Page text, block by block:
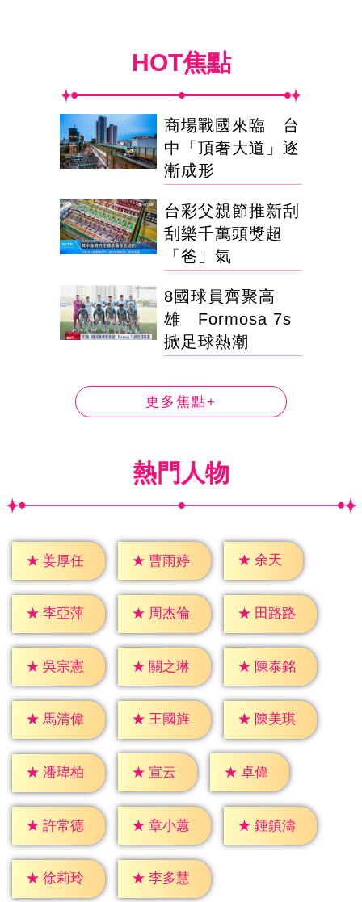
HOT焦點
商場戰國來臨 台
中「頂奢大道」逐
漸成形
台彩父親節推新刮
刮樂千萬頭獎超
「爸」氣
8國球員齊聚高
雄 Formosa 7s
掀足球熱潮
更多焦點+
熱門人物
★ 姜厚任 ★ 曹雨婷 ★ 余天
★ 李亞萍 ★ 周杰倫 ★ 田路路
★ 吳宗憲 ★ 關之琳 ★ 陳泰銘
★ 馬清偉 ★ 王國旌 ★ 陳美琪
★ 潘瑋柏 ★ 宣云 ★ 卓偉
★ 許常德 ★ 章小蕙 ★ 鍾鎮濤
★ 徐莉玲 ★ 李多慧